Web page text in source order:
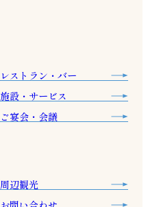
レストラン・バー
施設・サービス
ご宴会・会議
周辺観光